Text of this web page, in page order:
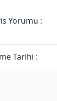
Yorumu :
Tarihi :